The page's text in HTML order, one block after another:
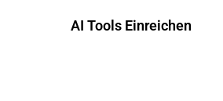
AI Tools Einreichen